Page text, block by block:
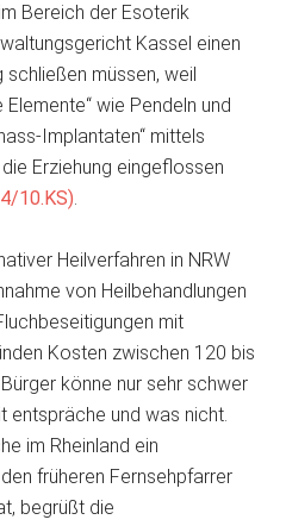
Bereich der Esoterik
Kassel einen
schließen müssen, weil
wie Pendeln und
Implantaten“ mittels
Erziehung eingeflossen
10.KS).
Heilverfahren in NRW
von Heilbehandlungen
mit
Kosten zwischen 120 bis
könne nur sehr schwer
entspräche und was nicht.
im Rheinland ein
früheren Fernsehpfarrer
begrüßt die